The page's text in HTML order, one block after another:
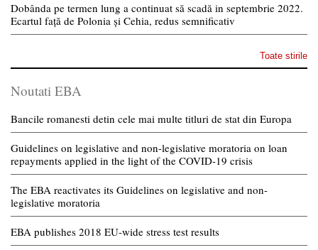
Dobânda pe termen lung a continuat să scadă in septembrie 2022.
Ecartul față de Polonia și Cehia, redus semnificativ
Toate stirile
Noutati EBA
Bancile romanesti detin cele mai multe titluri de stat din Europa
Guidelines on legislative and non-legislative moratoria on loan
repayments applied in the light of the COVID-19 crisis
The EBA reactivates its Guidelines on legislative and non-
legislative moratoria
EBA publishes 2018 EU-wide stress test results